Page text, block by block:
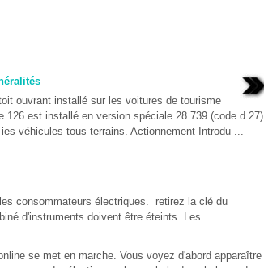
ouvrant installé sur les voitures de tourisme
126 est installé en version spéciale 28 739 (code d 27)
véhicules tous terrains. Actionnement Introdu ...
consommateurs électriques. retirez la clé du
d'instruments doivent être éteints. Les ...
se met en marche. Vous voyez d'abord apparaître